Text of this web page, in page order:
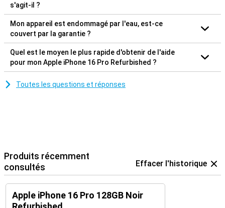
s'agit-il ?
Mon appareil est endommagé par l'eau, est-ce
couvert par la garantie ?
Quel est le moyen le plus rapide d'obtenir de l'aide
pour mon Apple iPhone 16 Pro Refurbished ?
Toutes les questions et réponses
Produits récemment
consultés
Effacer l'historique
Apple iPhone 16 Pro 128GB Noir